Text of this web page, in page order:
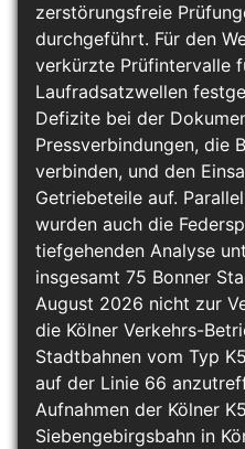
zerstörungsfreie
durchgeführt. Für den
verkürzte Prüfintervalle
Laufradsatzwellen
Defizite bei der
Pressverbindungen, die
verbinden, und den
Getriebeteile auf.
wurden auch die
tiefgehenden Analyse
insgesamt 75 Bonner
August 2026 nicht zur
die Kölner Verkehrs-
Stadtbahnen vom Typ
auf der Linie 66
Aufnahmen der Kölner
Siebengebirgsbahn in